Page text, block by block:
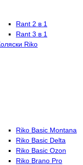
Rant 2 в 1
Rant 3 в 1
Riko
Riko Basic Montana
Riko Basic Delta
Riko Basic Ozon
Riko Brano Pro